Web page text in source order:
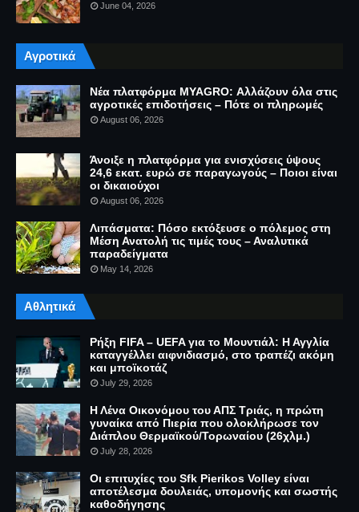
June 04, 2026
Αγροτικά
Νέα πλατφόρμα MYAGRO: Αλλάζουν όλα στις
αγροτικές επιδοτήσεις – Πότε οι πληρωμές
August 06, 2026
Άνοιξε η πλατφόρμα για ενισχύσεις ύψους
24,6 εκατ. ευρώ σε παραγωγούς – Ποιοι είναι
οι δικαιούχοι
August 06, 2026
Λιπάσματα: Πόσο εκτόξευσε ο πόλεμος στη
Μέση Ανατολή τις τιμές τους – Αναλυτικά
παραδείγματα
May 14, 2026
Αθλητικά
Ρήξη FIFA – UEFA για το Μουντιάλ: Η Αγγλία
καταγγέλλει αιφνιδιασμό, στο τραπέζι ακόμη
και μποϊκοτάζ
July 29, 2026
Η Λένα Οικονόμου του ΑΠΣ Τριάς, η πρώτη
γυναίκα από Πιερία που ολοκλήρωσε τον
Διάπλου Θερμαϊκού/Τορωναίου (26χλμ.)
July 28, 2026
Οι επιτυχίες του Sfk Pierikos Volley είναι
αποτέλεσμα δουλειάς, υπομονής και σωστής
καθοδήγησης